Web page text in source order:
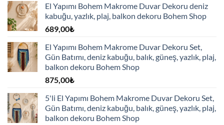
El Yapımı Bohem Makrome Duvar Dekoru deniz
kabuğu, yazlık, plaj, balkon dekoru Bohem Shop
689,00₺
El Yapımı Bohem Makrome Duvar Dekoru Set,
Gün Batımı, deniz kabuğu, balık, güneş, yazlık, plaj,
balkon dekoru Bohem Shop
875,00₺
5'li El Yapımı Bohem Makrome Duvar Dekoru Set,
Gün Batımı, deniz kabuğu, balık, güneş, yazlık, plaj,
balkon dekoru Bohem Shop